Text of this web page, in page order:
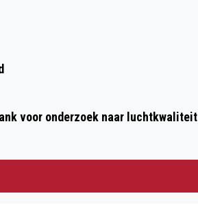
voor onderzoek naar luchtkwaliteit